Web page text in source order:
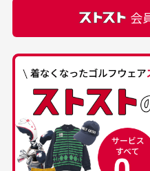
30代男性
中古ゴルフウェアの
カートの有効時間は
は自動的にカート内の
下さい。
お気に入り機能をご利
ある場合もございます。
経年劣化について
当店では商品の管理に
すが、経年により素材
生じている場合がござい
会